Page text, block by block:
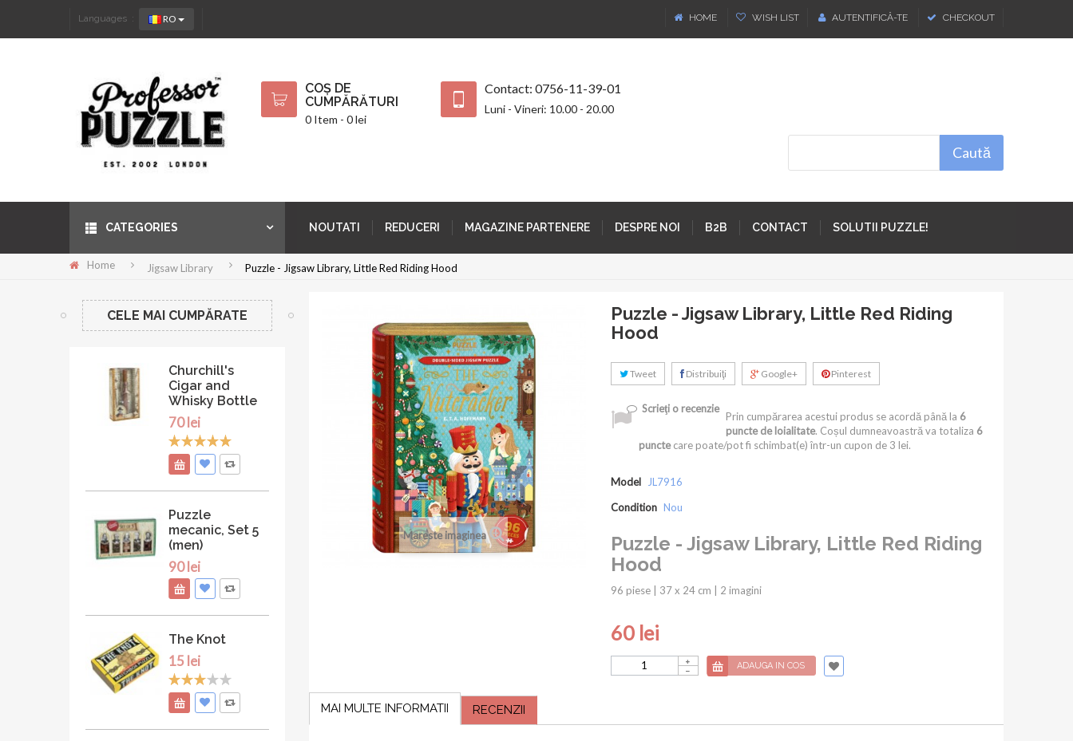
HOME WISH LIST AUTENTIFICĂ-TE CHECKOUT
Languages : RO
COȘ DE
CUMPĂRĂTURI
0 Item - 0 lei
Contact: 0756-11-39-01
Luni - Vineri: 10.00 - 20.00
Caută
CATEGORIES NOUTATI REDUCERI MAGAZINE PARTENERE DESPRE NOI B2B CONTACT SOLUTII PUZZLE!
Home Jigsaw Library Puzzle - Jigsaw Library, Little Red Riding Hood
CELE MAI CUMPĂRATE
Churchill's
Cigar and
Whisky Bottle
70 lei
Puzzle
mecanic, Set 5
(men)
90 lei
The Knot
15 lei
Mareste imaginea
Puzzle - Jigsaw Library, Little Red Riding
Hood
Tweet Distribuiţi Google+ Pinterest
Scrieţi o recenzie
Prin cumpărarea acestui produs se acordă până la 6
puncte de loialitate. Coșul dumneavoastră va totaliza 6
punctecare poate/pot fi schimbat(e) într-un cupon de 3 lei.
Model JL7916
Condition Nou
Puzzle - Jigsaw Library, Little Red Riding
Hood
96 piese | 37 x 24 cm | 2 imagini
60 lei
ADAUGA IN COS
MAI MULTE INFORMATII RECENZII